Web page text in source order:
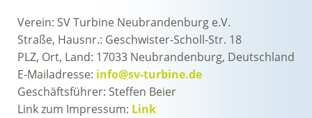
Verein: SV Turbine Neubrandenburg e.V.
Straße, Hausnr.: Geschwister-Scholl-Str. 18
PLZ, Ort, Land: 17033 Neubrandenburg, Deutschland
E-Mailadresse: info@sv-turbine.de
Geschäftsführer: Steffen Beier
Link zum Impressum: Link